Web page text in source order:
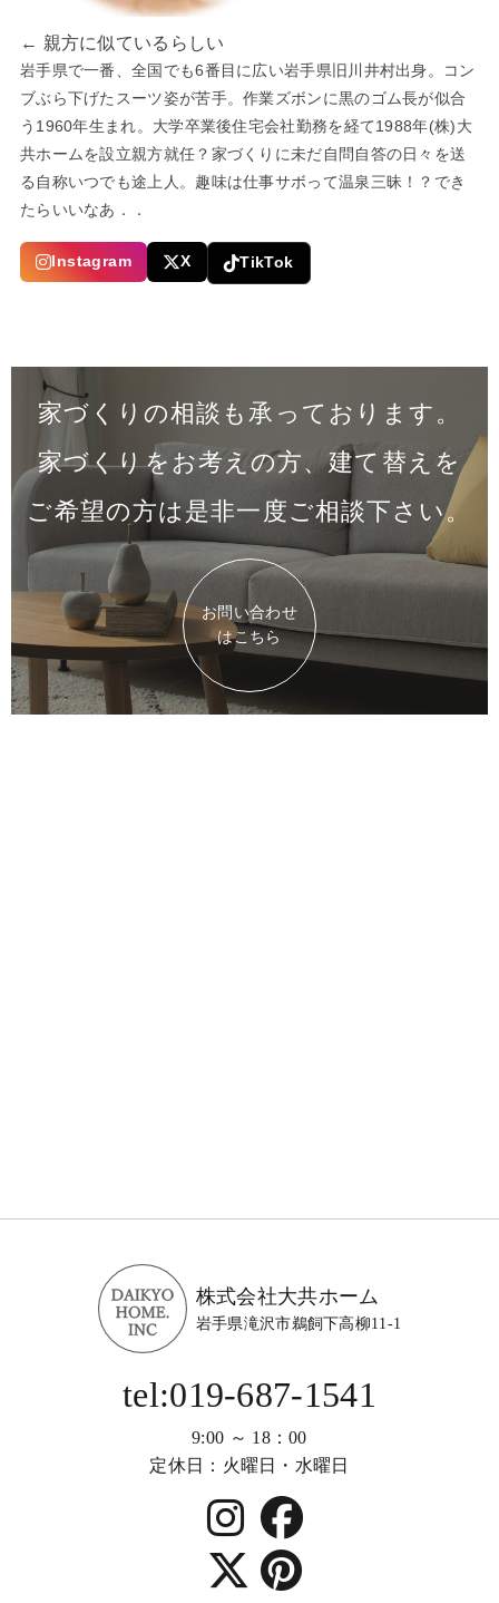
← 親方に似ているらしい
岩手県で一番、全国でも6番目に広い岩手県旧川井村出身。コン
ブぶら下げたスーツ姿が苦手。作業ズボンに黒のゴム長が似合
う1960年生まれ。大学卒業後住宅会社勤務を経て1988年(株)大
共ホームを設立親方就任？家づくりに未だ自問自答の日々を送
る自称いつでも途上人。趣味は仕事サボって温泉三昧！？でき
たらいいなあ．．
Instagram X TikTok
家づくりの相談も承っております。
家づくりをお考えの方、建て替えを
ご希望の方は是非一度ご相談下さい。
お問い合わせ
はこちら
株式会社大共ホーム
岩手県滝沢市鵜飼下高柳11-1
tel:019-687-1541
9:00 ～ 18：00
定休日：火曜日・水曜日